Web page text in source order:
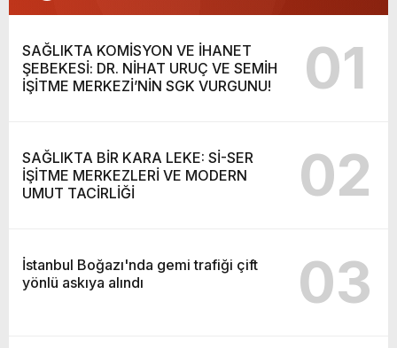
SAĞLIKTA KOMİSYON VE İHANET
ŞEBEKESİ: DR. NİHAT URUÇ VE SEMİH
İŞİTME MERKEZİ’NİN SGK VURGUNU!
01
SAĞLIKTA BİR KARA LEKE: Sİ-SER
İŞİTME MERKEZLERİ VE MODERN
UMUT TACİRLİĞİ
02
İstanbul Boğazı'nda gemi trafiği çift
yönlü askıya alındı
03